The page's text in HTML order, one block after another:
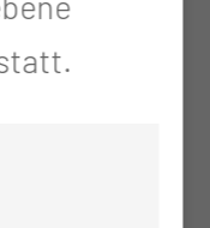
für
mit
den